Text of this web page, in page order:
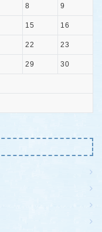
8 9
15 16
22 23
29 30